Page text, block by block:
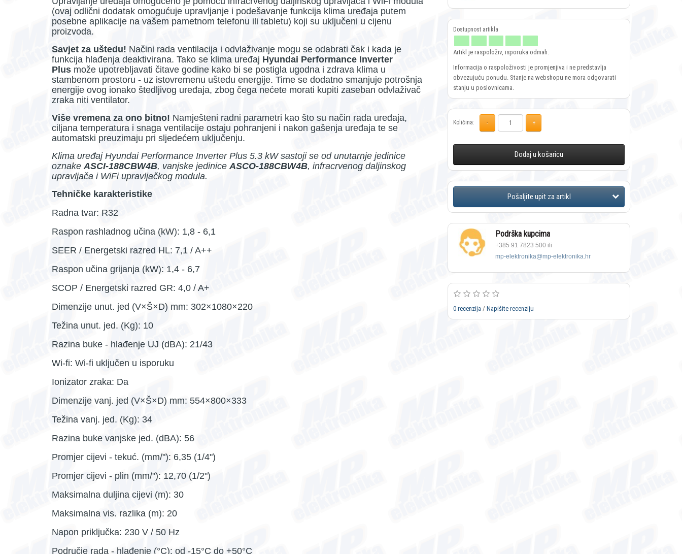
(ovaj odlični dodatak omogućuje upravljanje i podešavanje funkcija klima uređaja putem
posebne aplikacije na vašem pametnom telefonu ili tabletu) koji su uključeni u cijenu
proizvoda.
Savjet za uštedu! Načini rada ventilacija i odvlaživanje mogu se odabrati čak i kada je
funkcija hlađenja deaktivirana. Tako se klima uređaj Hyundai Performance Inverter
Plus može upotrebljavati čitave godine kako bi se postigla ugodna i zdrava klima u
stambenom prostoru - uz istovremenu uštedu energije. Time se dodatno smanjuje potrošnja
energije ovog ionako štedljivog uređaja, zbog čega nećete morati kupiti zaseban odvlaživač
zraka niti ventilator.
Više vremena za ono bitno! Namješteni radni parametri kao što su način rada uređaja,
ciljana temperatura i snaga ventilacije ostaju pohranjeni i nakon gašenja uređaja te se
automatski preuzimaju pri sljedećem uključenju.
Klima uređaj Hyundai Performance Inverter Plus 5.3 kW sastoji se od unutarnje jedinice
oznake ASCI-188CBW4B, vanjske jedinice ASCO-188CBW4B, infracrvenog daljinskog
upravljača i WiFi upravljačkog modula.
Tehničke karakteristike
Radna tvar: R32
Raspon rashladnog učina (kW): 1,8 - 6,1
SEER / Energetski razred HL: 7,1 / A++
Raspon učina grijanja (kW): 1,4 - 6,7
SCOP / Energetski razred GR: 4,0 / A+
Dimenzije unut. jed (V×Š×D) mm: 302×1080×220
Težina unut. jed. (Kg): 10
Razina buke - hlađenje UJ (dBA): 21/43
Wi-fi: Wi-fi uključen u isporuku
Ionizator zraka: Da
Dimenzije vanj. jed (V×Š×D) mm: 554×800×333
Težina vanj. jed. (Kg): 34
Razina buke vanjske jed. (dBA): 56
Promjer cijevi - tekuć. (mm/"): 6,35 (1/4")
Promjer cijevi - plin (mm/"): 12,70 (1/2")
Maksimalna duljina cijevi (m): 30
Maksimalna vis. razlika (m): 20
Napon priključka: 230 V / 50 Hz
Područje rada - hlađenje (°C): od -15°C do +50°C
Artikl je raspoloživ, isporuka odmah.
Informacija o raspoloživosti je promjenjiva i ne predstavlja
obvezujuću ponudu. Stanje na webshopu ne mora odgovarati
stanju u poslovnicama.
Količina:
Dodaj u košaricu
Podrška kupcima
+385 91 7823 500 ili
mp-elektronika@mp-elektronika.hr
0 recenzija / Napišite recenziju